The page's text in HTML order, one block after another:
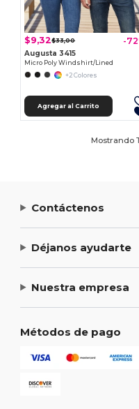
$9,32$33,00 -
Augusta 3415
Micro Poly Windshirt/Lined
+2 Colores
Agregar al Carrito
Mostrando
Contáctenos
Déjanos ayudarte
Nuestra empresa
Métodos de pago